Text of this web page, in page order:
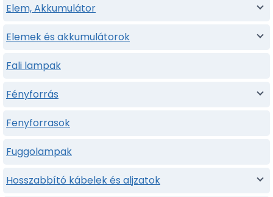
Elem, Akkumulátor
Elemek és akkumulátorok
Fali lampak
Fényforrás
Fenyforrasok
Fuggolampak
Hosszabbító kábelek és aljzatok